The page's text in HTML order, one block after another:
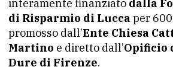
interamente finanziato dalla
di Risparmio di Lucca per
promosso dall’Ente Chiesa
Martino e diretto dall’Opificio
Dure di Firenze.